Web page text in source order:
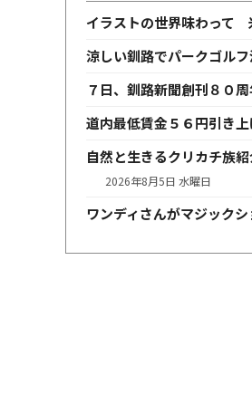
イラストの世界味わって
涼しい釧路でパークゴル
７日、釧路新聞創刊８０
道内最低賃金５６円引き
自然と生きるクリカチ族
2026年8月5日 水曜日
ワンディさんがマジック